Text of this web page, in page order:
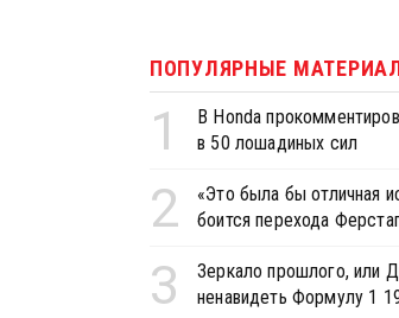
ПОПУЛЯРНЫЕ
1
В Honda
в 50 лошадиных сил
2
«Это была бы отличная
боится перехода
3
Зеркало прошлого, или
ненавидеть Формулу 1